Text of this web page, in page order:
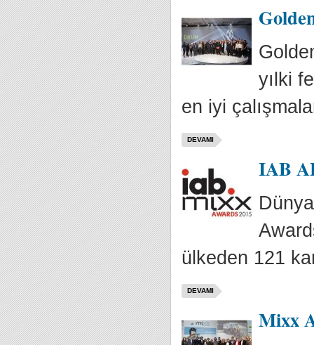
yılki
en iyi
DEVAMI
IAB
ülkeden 121
DEVAMI
Mixx